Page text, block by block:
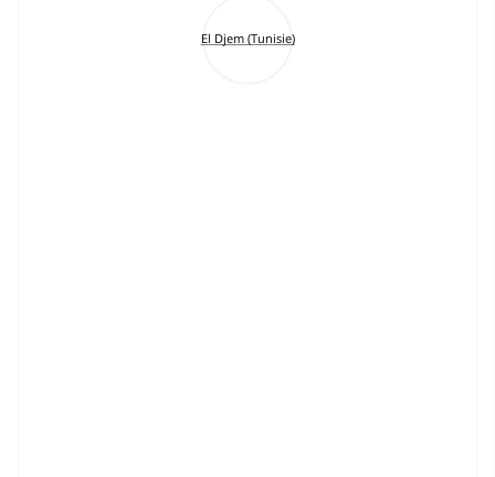
El Djem (Tunisie)